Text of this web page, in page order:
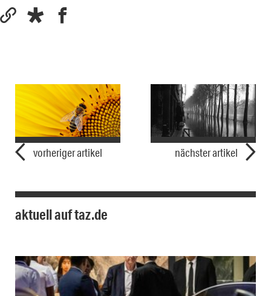
vorheriger artikel nächster artikel
aktuell auf taz.de